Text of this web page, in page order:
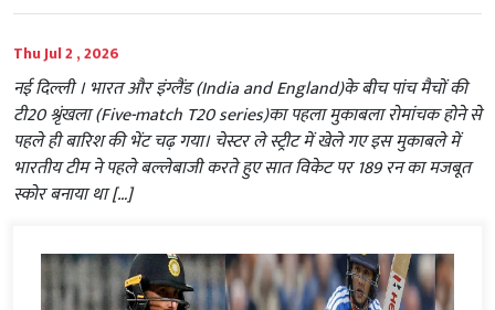
Thu Jul 2 , 2026
नई दिल्ली । भारत और इंग्लैंड (India and England)के बीच पांच मैचों की
टी20 श्रृंखला (Five-match T20 series)का पहला मुकाबला रोमांचक होने से
पहले ही बारिश की भेंट चढ़ गया। चेस्टर ले स्ट्रीट में खेले गए इस मुकाबले में
भारतीय टीम ने पहले बल्लेबाजी करते हुए सात विकेट पर 189 रन का मजबूत
स्कोर बनाया था […]